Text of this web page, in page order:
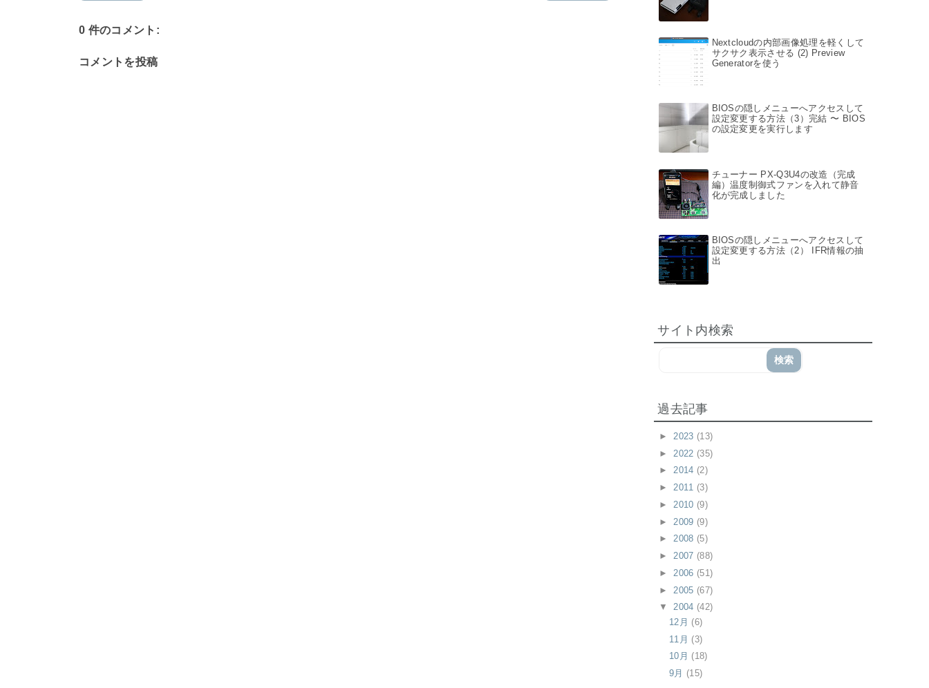
0 件のコメント:
コメントを投稿
Nextcloudの内部画像処理を軽くして
サクサク表示させる (2) Preview
Generatorを使う
BIOSの隠しメニューへアクセスして
設定変更する方法（3）完結 〜 BIOS
の設定変更を実行します
チューナー PX-Q3U4の改造（完成
編）温度制御式ファンを入れて静音
化が完成しました
BIOSの隠しメニューへアクセスして
設定変更する方法（2） IFR情報の抽
出
サイト内検索
過去記事
► 2023 (13)
► 2022 (35)
►2014 (2)
►2011 (3)
► 2010 (9)
► 2009 (9)
►2008 (5)
►2007 (88)
► 2006 (51)
► 2005 (67)
▼2004 (42)
12月 (6)
11月 (3)
10月 (18)
9月 (15)